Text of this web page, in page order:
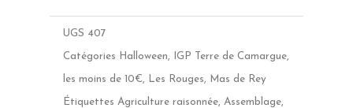
UGS 407
Catégories Halloween, IGP Terre de Camargue,
les moins de 10€, Les Rouges, Mas de Rey
Étiquettes Agriculture raisonnée, Assemblage,